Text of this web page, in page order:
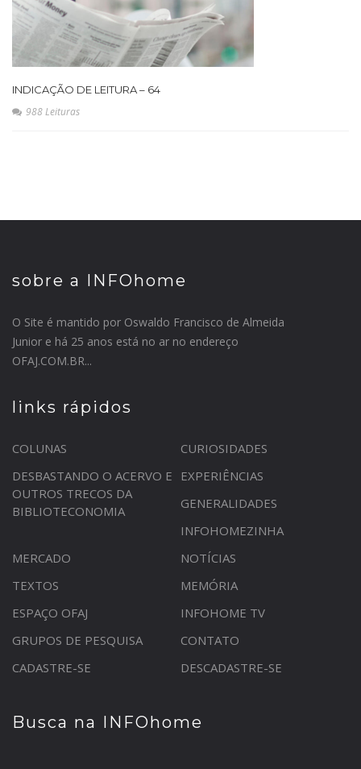
INDICAÇÃO DE LEITURA – 64
988 Leituras
sobre a INFOhome
O Site é mantido por Oswaldo Francisco de Almeida
Junior e há 25 anos está no ar no endereço
OFAJ.COM.BR...
links rápidos
COLUNAS
CURIOSIDADES
DESBASTANDO O ACERVO E
OUTROS TRECOS DA
BIBLIOTECONOMIA
EXPERIÊNCIAS
GENERALIDADES
INFOHOMEZINHA
MERCADO
NOTÍCIAS
TEXTOS
MEMÓRIA
ESPAÇO OFAJ
INFOHOME TV
GRUPOS DE PESQUISA
CONTATO
CADASTRE-SE
DESCADASTRE-SE
Busca na INFOhome